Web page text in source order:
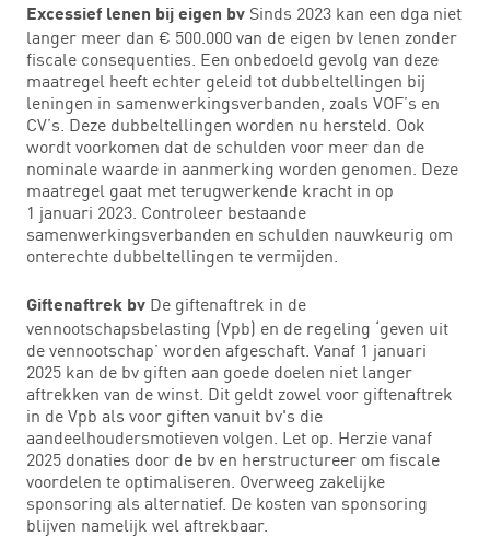
Excessief lenen bij eigen bv Sinds 2023 kan een dga niet
langer meer dan € 500.000 van de eigen bv lenen zonder
fiscale consequenties. Een onbedoeld gevolg van deze
maatregel heeft echter geleid tot dubbeltellingen bij
leningen in samenwerkingsverbanden, zoals VOF’s en
CV’s. Deze dubbeltellingen worden nu hersteld. Ook
wordt voorkomen dat de schulden voor meer dan de
nominale waarde in aanmerking worden genomen. Deze
maatregel gaat met terugwerkende kracht in op
1 januari 2023. Controleer bestaande
samenwerkingsverbanden en schulden nauwkeurig om
onterechte dubbeltellingen te vermijden.
Giftenaftrek bv De giftenaftrek in de
vennootschapsbelasting (Vpb) en de regeling ‘geven uit
de vennootschap’ worden afgeschaft. Vanaf 1 januari
2025 kan de bv giften aan goede doelen niet langer
aftrekken van de winst. Dit geldt zowel voor giftenaftrek
in de Vpb als voor giften vanuit bv's die
aandeelhoudersmotieven volgen. Let op. Herzie vanaf
2025 donaties door de bv en herstructureer om fiscale
voordelen te optimaliseren. Overweeg zakelijke
sponsoring als alternatief. De kosten van sponsoring
blijven namelijk wel aftrekbaar.